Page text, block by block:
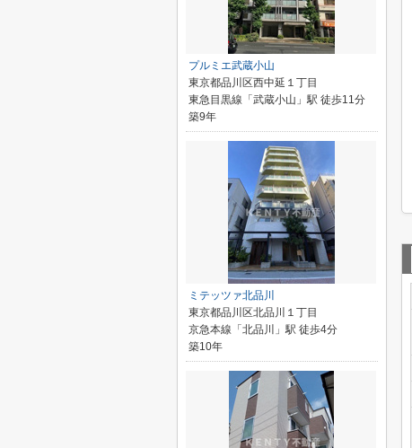
プルミエ武蔵小山
東京都品川区西中延１丁目
東急目黒線「武蔵小山」駅 徒歩11分
築9年
ミテッツァ北品川
東京都品川区北品川１丁目
京急本線「北品川」駅 徒歩4分
築10年